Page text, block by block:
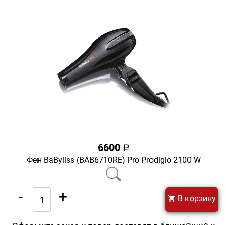
6600 a
Фен BaByliss (BAB6710RE) Pro Prodigio 2100 W
- + В корзину